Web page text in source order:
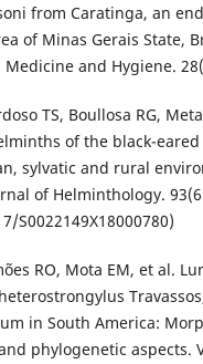
from Caratinga, an
of Minas Gerais State,
and Hygiene.
TS, Boullosa RG,
of the black-
sylvatic and rural
of Helminthology.
S0022149X18000780)
RO, Mota EM, et al.
in South America:
phylogenetic aspects.